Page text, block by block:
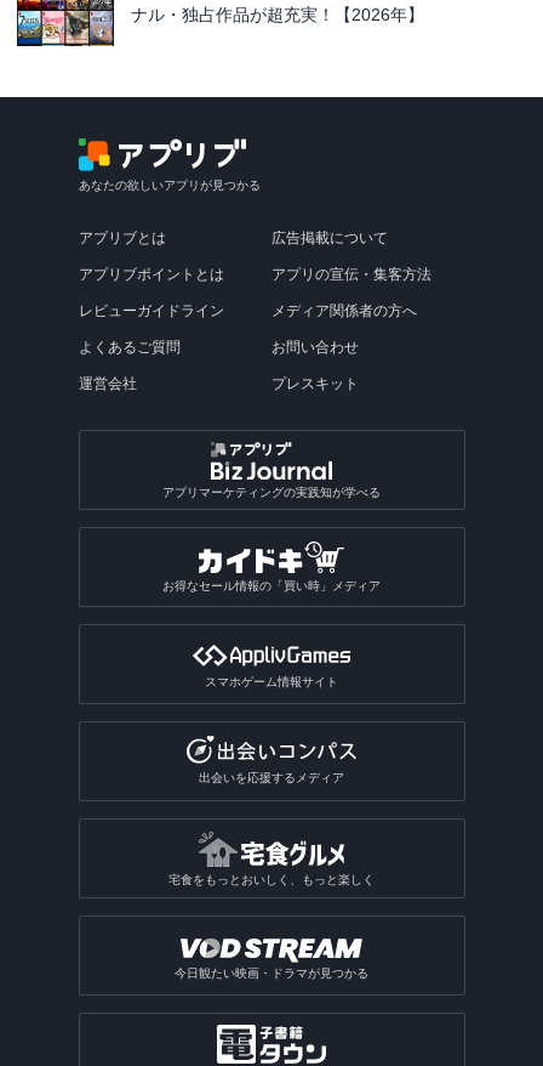
ナル・独占作品が超充実！【2026年】
あなたの欲しいアプリが見つかる
アプリブとは
アプリブポイントとは
レビューガイドライン
よくあるご質問
運営会社
広告掲載について
アプリの宣伝・集客方法
メディア関係者の方へ
お問い合わせ
プレスキット
アプリマーケティングの実践知が学べる
お得なセール情報の「買い時」メディア
スマホゲーム情報サイト
出会いを応援するメディア
宅食をもっとおいしく、もっと楽しく
今日観たい映画・ドラマが見つかる